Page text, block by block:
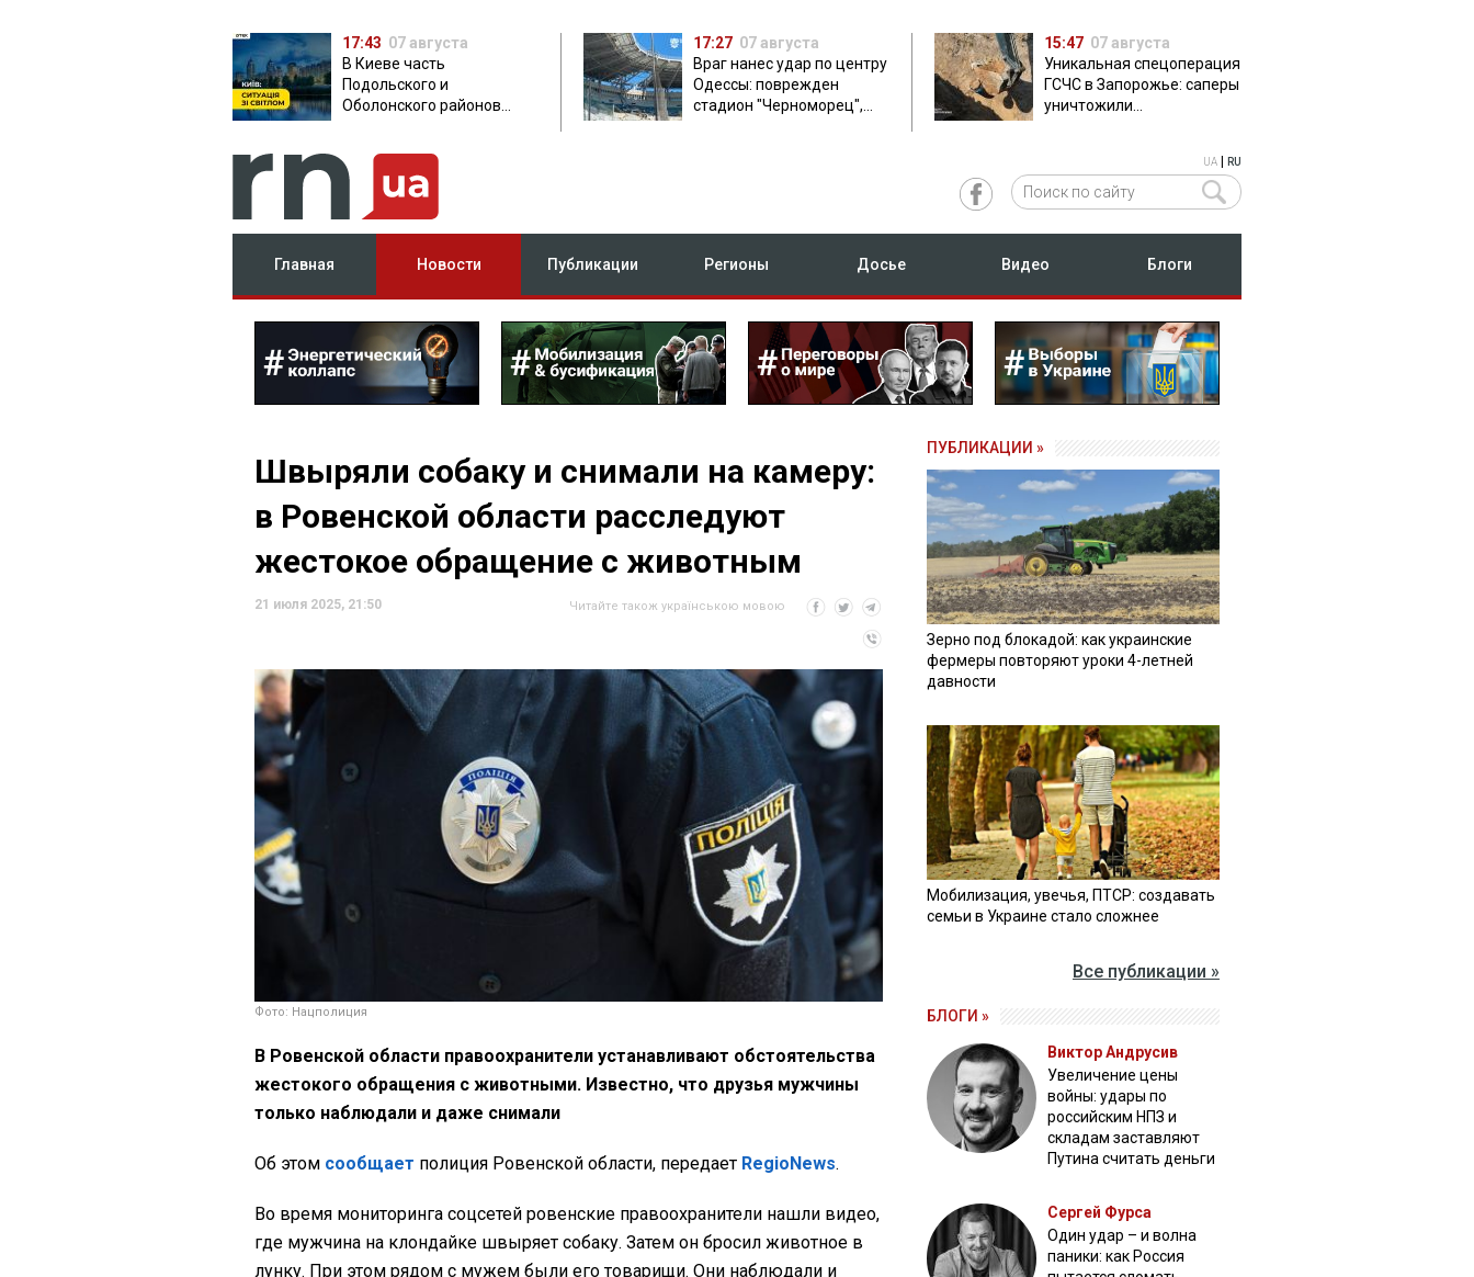
17:43 07 августа
В Киеве часть
Подольского и
Оболонского районов
17:27 07 августа
Враг нанес удар по центру
Одессы: поврежден
стадион "Черноморец",
15:47 07 августа
Уникальная спецоперация
ГСЧС в Запорожье: саперы
уничтожили
UA RU
Главная Новости Публикации Регионы Досье Видео Блоги
Швыряли собаку и снимали на камеру:
в Ровенской области расследуют
жестокое обращение с животным
21 июля 2025, 21:50 Читайте також українською мовою
Фото: Нацполиция
В Ровенской области правоохранители устанавливают обстоятельства
жестокого обращения с животными. Известно, что друзья мужчины
только наблюдали и даже снимали
Об этом сообщает полиция Ровенской области, передает RegioNews.
Во время мониторинга соцсетей ровенские правоохранители нашли видео,
где мужчина на клондайке швыряет собаку. Затем он бросил животное в
лунку. При этом рядом с мужем были его товарищи. Они наблюдали и
ПУБЛИКАЦИИ »
Зерно под блокадой: как украинские
фермеры повторяют уроки 4-летней
давности
Мобилизация, увечья, ПТСР: создавать
семьи в Украине стало сложнее
Все публикации »
БЛОГИ »
Виктор Андрусив
Увеличение цены
войны: удары по
российским НПЗ и
складам заставляют
Путина считать деньги
Сергей Фурса
Один удар – и волна
паники: как Россия